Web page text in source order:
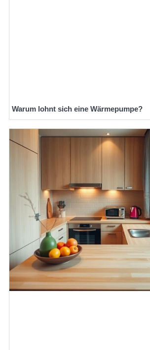
Warum lohnt sich eine Wärmepumpe?